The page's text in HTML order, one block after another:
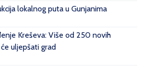
lokalnog puta u Gunjanima
Kreševa: Više od 250 novih
uljepšati grad